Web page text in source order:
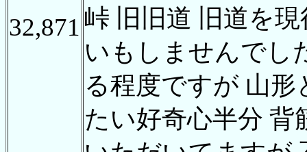
32,871 峠 旧旧道 旧道を
いもしませんでし
る程度ですが 山
たい好奇心半分